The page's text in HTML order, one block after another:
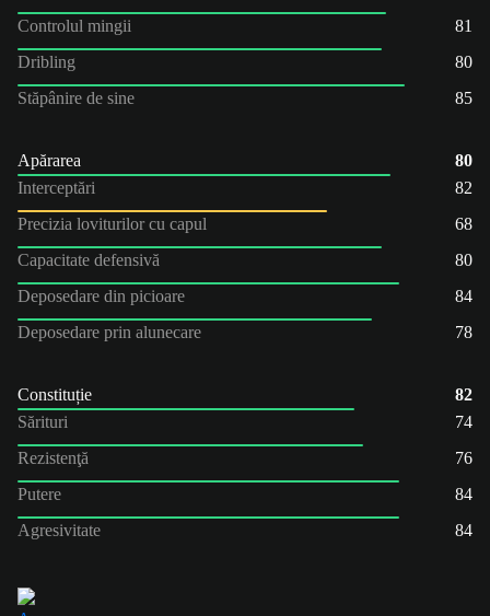
Controlul mingii
81
Dribling
80
Stăpânire de sine
85
Apărarea
80
Interceptări
82
Precizia loviturilor cu capul
68
Capacitate defensivă
80
Deposedare din picioare
84
Deposedare prin alunecare
78
Constituție
82
Sărituri
74
Rezistenţă
76
Putere
84
Agresivitate
84